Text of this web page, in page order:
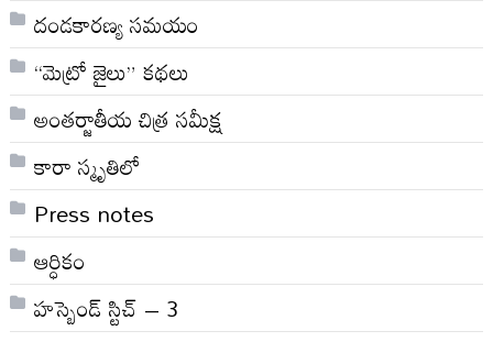
దండకారణ్య సమయం
“మెట్రో జైలు” కథలు
అంతర్జాతీయ చిత్ర సమీక్ష
కారా స్మృతిలో
Press notes
ఆర్ధికం
హస్బెండ్ స్టిచ్ – 3